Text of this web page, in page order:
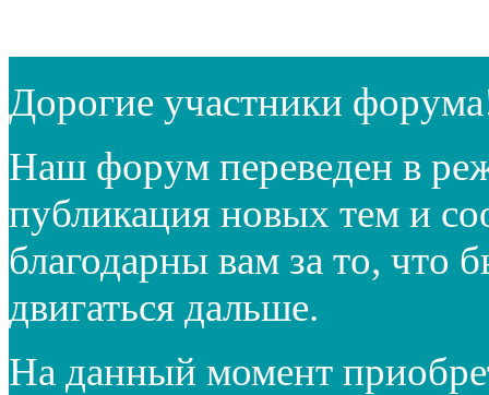
Дорогие участники
Наш форум переведен в
публикация новых тем и
благодарны вам за то, что
двигаться дальше.
На данный момент